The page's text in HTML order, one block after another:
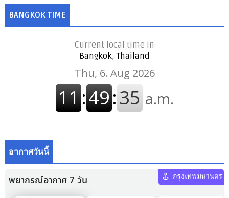
BANGKOK TIME
Current local time in
Bangkok, Thailand
อากาศวันนี้